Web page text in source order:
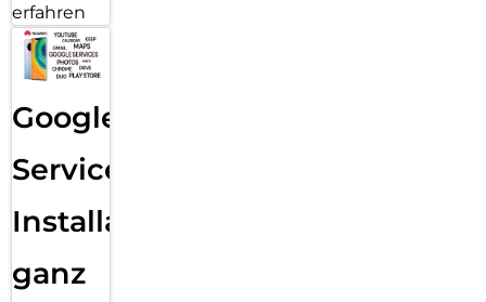
erfahren
Google
Services
Installation
ganz